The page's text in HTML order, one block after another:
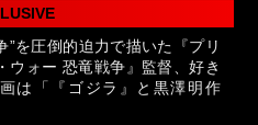
”を圧倒的迫力で描いた『プリ
ウォー 恐竜戦争』監督、好き
は「『ゴジラ』と黒澤明作